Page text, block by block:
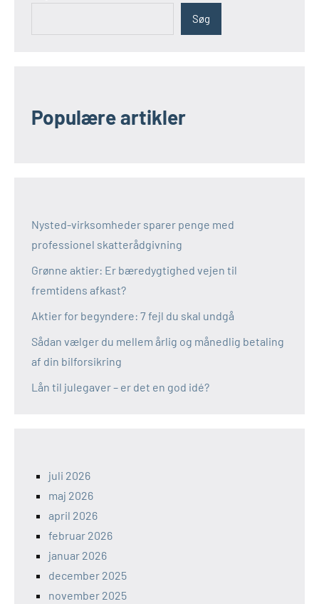
Søg
Populære artikler
Nysted-virksomheder sparer penge med
professionel skatterådgivning
Grønne aktier: Er bæredygtighed vejen til
fremtidens afkast?
Aktier for begyndere: 7 fejl du skal undgå
Sådan vælger du mellem årlig og månedlig betaling
af din bilforsikring
Lån til julegaver – er det en god idé?
juli 2026
maj 2026
april 2026
februar 2026
januar 2026
december 2025
november 2025